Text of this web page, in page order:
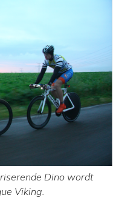
Dino wordt
Viking.